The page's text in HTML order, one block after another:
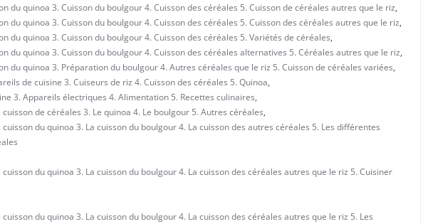
du quinoa 3. Cuisson du boulgour 4. Cuisson des céréales 5. Cuisson de céréales autres que le riz,
du quinoa 3. Cuisson du boulgour 4. Cuisson des céréales 5. Cuisson des céréales autres que le riz,
du quinoa 3. Cuisson du boulgour 4. Cuisson des céréales 5. Variétés de céréales,
du quinoa 3. Cuisson du boulgour 4. Cuisson des céréales alternatives 5. Céréales autres que le riz,
du quinoa 3. Préparation du boulgour 4. Autres céréales que le riz 5. Cuisson de céréales variées,
de cuisine 3. Cuiseurs de riz 4. Cuisson des céréales 5. Quinoa,
3. Appareils électriques 4. Alimentation 5. Recettes culinaires,
de céréales 3. Le quinoa 4. Le boulgour 5. Autres céréales,
du quinoa 3. La cuisson du boulgour 4. La cuisson des autres céréales 5. Les différentes
du quinoa 3. La cuisson du boulgour 4. La cuisson des céréales autres que le riz 5. Cuisiner
du quinoa 3. La cuisson du boulgour 4. La cuisson des céréales autres que le riz 5. Les